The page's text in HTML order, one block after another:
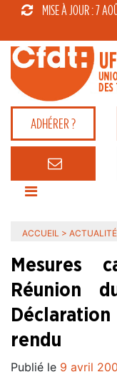
MISE À JOUR : 7
ADHÉRER ?
ACCUEIL >
Mesures
Réunion
rendu
Publié le 9 avril